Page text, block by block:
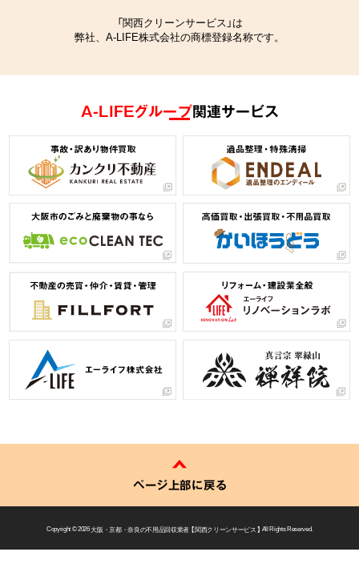
「関西クリーンサービス」は
弊社、A-LIFE株式会社の商標登録名称です。
A-LIFEグループ関連サービス
ページ上部に戻る
Copyright © 2026大阪・京都・奈良の不用品回収業者 【 関西クリーンサービス 】 All Rights Reserved.